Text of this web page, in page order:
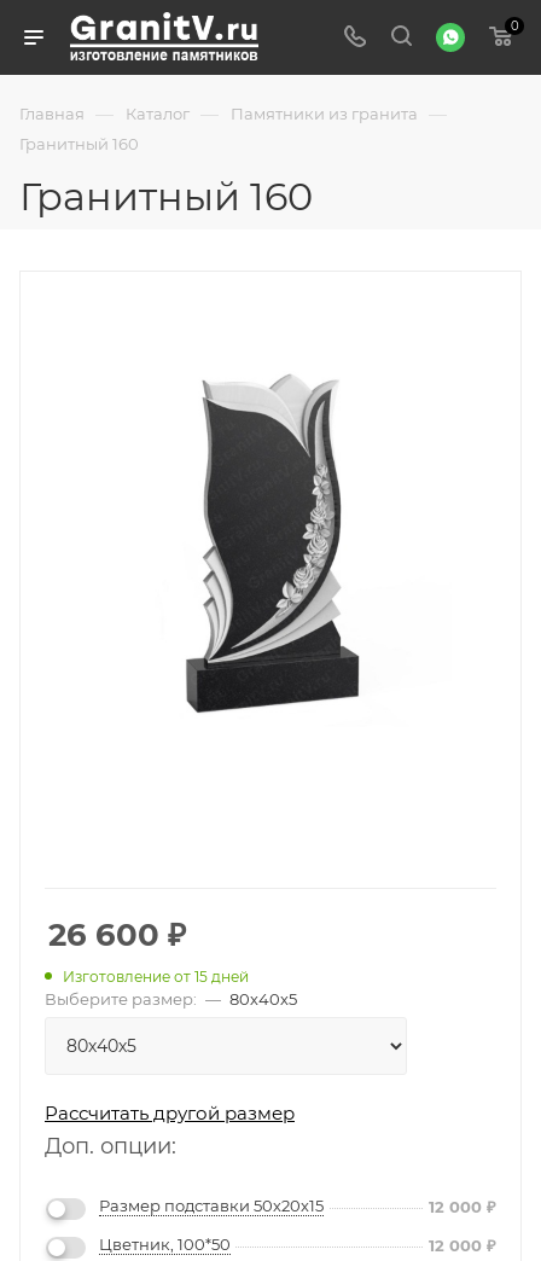
0
Главная — Каталог — Памятники из гранита —
Гранитный 160
Гранитный 160
26 600 ₽
Изготовление от 15 дней
Выберите размер: — 80х40х5
Рассчитать другой размер
Доп. опции:
Размер подставки 50х20х15 12 000 ₽
Цветник, 100*50
12 000 ₽